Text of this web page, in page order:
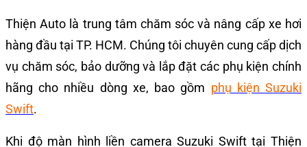
Thiện Auto là trung tâm chăm sóc và nâng cấp xe hơi
hàng đầu tại TP. HCM. Chúng tôi chuyên cung cấp dịch
vụ chăm sóc, bảo dưỡng và lắp đặt các phụ kiện chính
hãng cho nhiều dòng xe, bao gồm phụ kiện Suzuki
Swift.
Khi độ màn hình liền camera Suzuki Swift tại Thiện